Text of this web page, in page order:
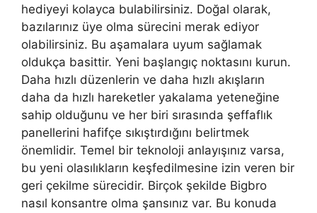
hediyeyi kolayca bulabilirsiniz. Doğal olarak,
bazılarınız üye olma sürecini merak ediyor
olabilirsiniz. Bu aşamalara uyum sağlamak
oldukça basittir. Yeni başlangıç ​​noktasını kurun.
Daha hızlı düzenlerin ve daha hızlı akışların
daha da hızlı hareketler yakalama yeteneğine
sahip olduğunu ve her biri sırasında şeffaflık
panellerini hafifçe sıkıştırdığını belirtmek
önemlidir. Temel bir teknoloji anlayışınız varsa,
bu yeni olasılıkların keşfedilmesine izin veren bir
geri çekilme sürecidir. Birçok şekilde Bigbro
nasıl konsantre olma şansınız var. Bu konuda